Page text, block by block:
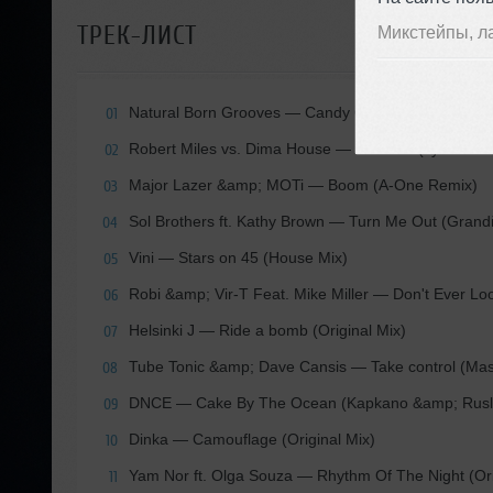
Микстейпы,
ТРЕК-ЛИСТ
01 Natural Born Grooves — Candy On The Dancefloor
02 Robert Miles vs. Dima House — Children (Ilya
03 Major Lazer &amp; MOTi — Boom (A-One Remix)
04 Sol Brothers ft. Kathy Brown — Turn Me Out
05 Vini — Stars on 45 (House Mix)
06 Robi &amp; Vir-T Feat. Mike Miller — Don't Ever
07 Helsinki J — Ride a bomb (Original Mix)
08 Tube Tonic &amp; Dave Cansis — Take control
09 DNCE — Cake By The Ocean (Kapkano &amp;
10 Dinka — Camouflage (Original Mix)
11 Yam Nor ft. Olga Souza — Rhythm Of The Night